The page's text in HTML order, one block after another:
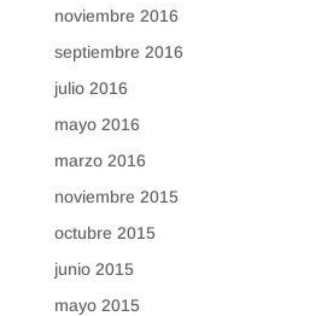
noviembre 2016
septiembre 2016
julio 2016
mayo 2016
marzo 2016
noviembre 2015
octubre 2015
junio 2015
mayo 2015